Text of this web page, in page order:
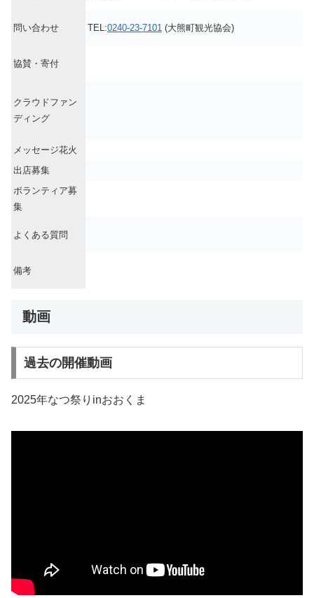
問い合わせ TEL:0240-23-7101 (大熊町観光協会)
協賛・寄付
クラウドファン
ディング
メッセージ花火
出店募集
ボランティア募
集
よくある質問
備考
動画
過去の開催動画
2025年なつ祭りinおおくま